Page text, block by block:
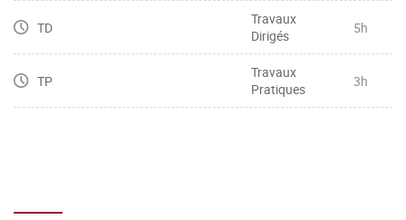
TD
Travaux
Dirigés
5h
TP
Travaux
Pratiques
3h